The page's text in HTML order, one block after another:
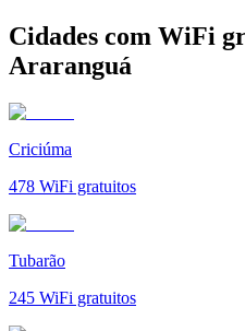
Cidades com WiFi
Araranguá
Criciúma
478 WiFi gratuitos
Tubarão
245 WiFi gratuitos